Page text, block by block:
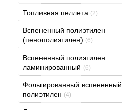
Топливная пеллета (2)
Вспененный полиэтилен
(пенополиэтилен) (6)
Вспененный полиэтилен
ламинированный (6)
Фольгированный вспененный
полиэтилен (4)